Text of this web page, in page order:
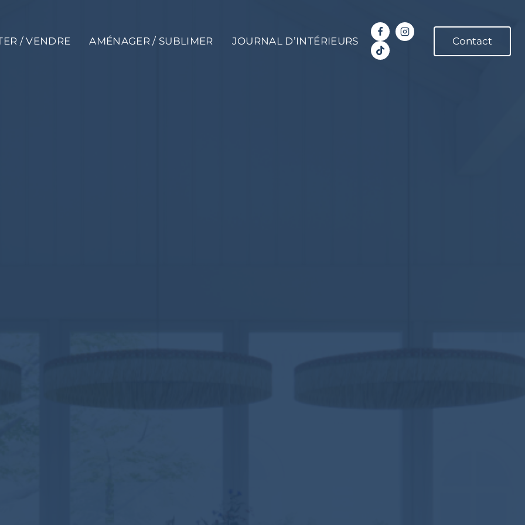
/ VENDRE AMÉNAGER / SUBLIMER JOURNAL D’INTÉRIEURS Contact